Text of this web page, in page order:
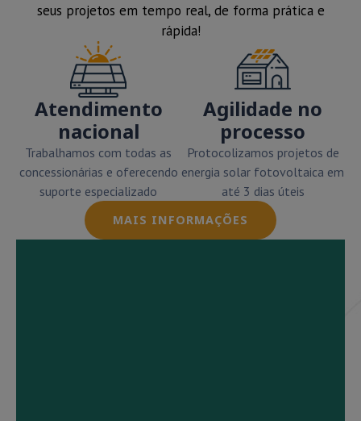
seus projetos em tempo real, de forma prática e
rápida!
Atendimento
nacional
Trabalhamos com todas as
concessionárias e oferecendo
suporte especializado
Agilidade no
processo
Protocolizamos projetos de
energia solar fotovoltaica em
até 3 dias úteis
MAIS INFORMAÇÕES